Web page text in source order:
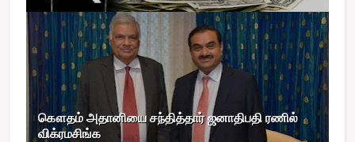
கௌதம் அதானியை சந்தித்தார் ஜனாதிபதி ரணில்
விக்ரமசிங்க